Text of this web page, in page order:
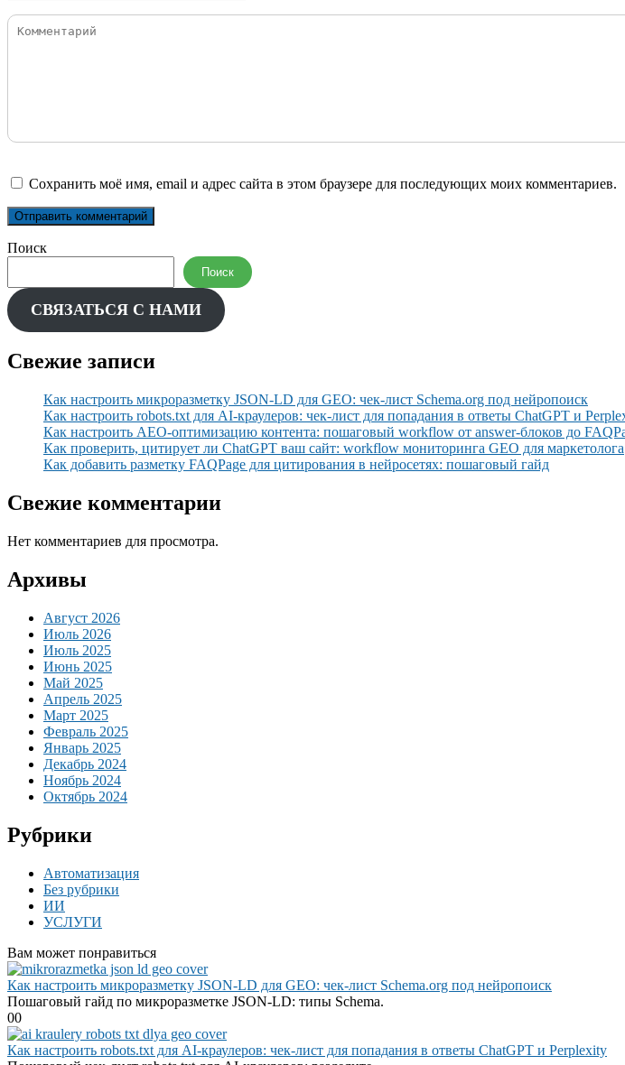
Комментарий
Сохранить моё имя, email и адрес сайта в этом браузере для последующих моих комментариев.
Поиск
Поиск
СВЯЗАТЬСЯ С НАМИ
Свежие записи
Как настроить микроразметку JSON-LD для GEO: чек-лист Schema.org под нейропоиск
Как настроить robots.txt для AI-краулеров: чек-лист для попадания в ответы ChatGPT и
Как настроить AEO-оптимизацию контента: пошаговый workflow от answer-блоков до
Как проверить, цитирует ли ChatGPT ваш сайт: workflow мониторинга GEO для маркетолога
Как добавить разметку FAQPage для цитирования в нейросетях: пошаговый гайд
Свежие комментарии
Нет комментариев для просмотра.
Архивы
Август 2026
Июль 2026
Июль 2025
Июнь 2025
Май 2025
Апрель 2025
Март 2025
Февраль 2025
Январь 2025
Декабрь 2024
Ноябрь 2024
Октябрь 2024
Рубрики
Автоматизация
Без рубрики
ИИ
УСЛУГИ
Вам может понравиться
Как настроить микроразметку JSON-LD для GEO: чек-лист Schema.org под нейропоиск
Пошаговый гайд по микроразметке JSON-LD: типы Schema.
00
Как настроить robots.txt для AI-краулеров: чек-лист для попадания в ответы ChatGPT и Perplexity